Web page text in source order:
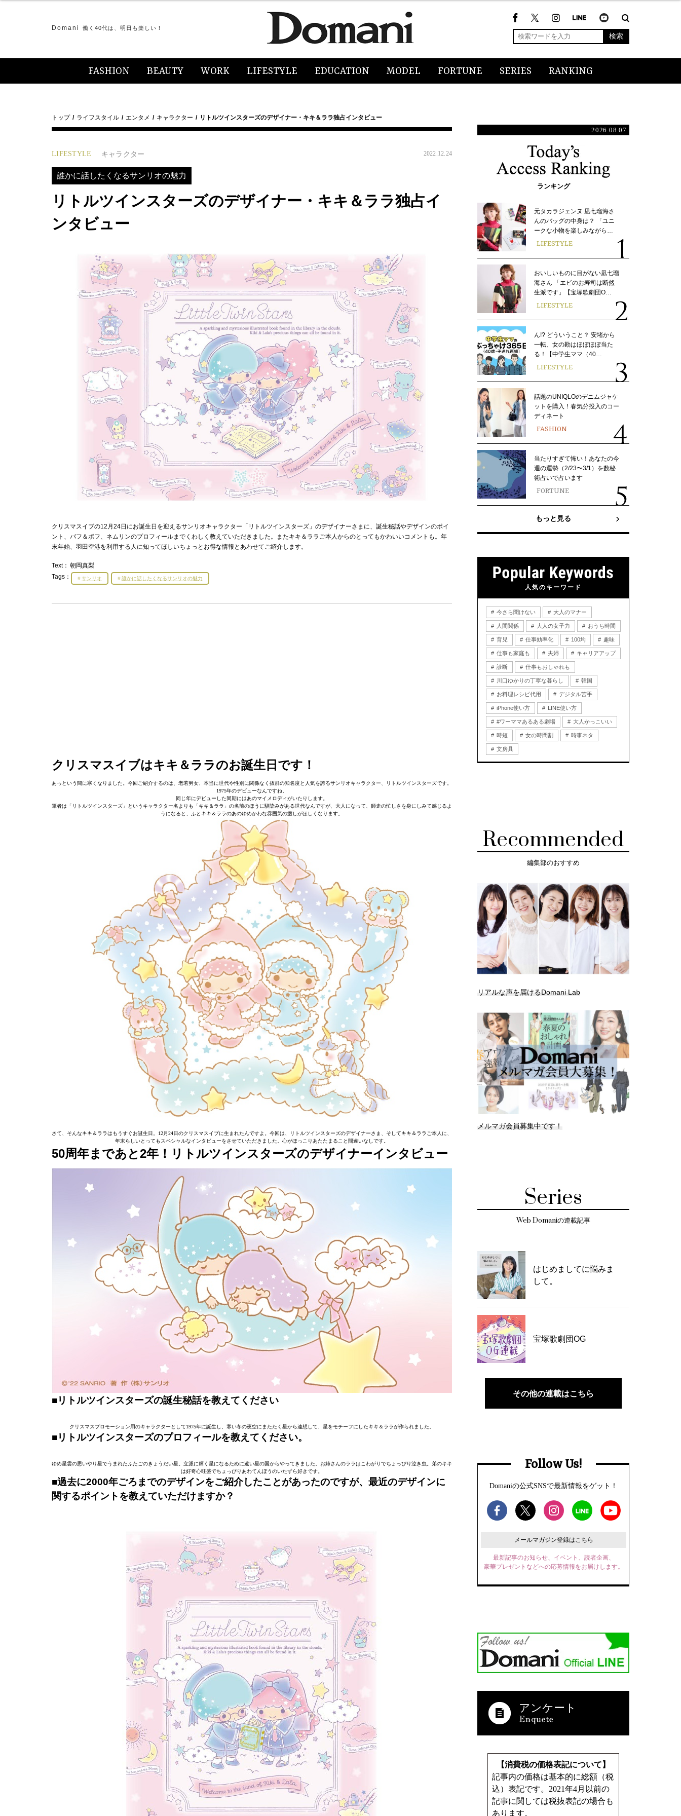
Domani 働く40代は、明日も楽しい！
検索
FASHION BEAUTY WORK LIFESTYLE EDUCATION MODEL FORTUNE SERIES RANKING
トップ ライフスタイル エンタメ キャラクター リトルツインスターズのデザイナー・キキ＆ララ独占インタビュー
LIFESTYLE キャラクター 2022.12.24
誰かに話したくなるサンリオの魅力
リトルツインスターズのデザイナー・キキ＆ララ独占イ
ンタビュー
クリスマスイブの12月24日にお誕生日を迎えるサンリオキャラクター「リトルツインスターズ」のデザイナーさまに、誕生秘話やデザインのポイ
ント、パフ＆ポフ、ネムリンのプロフィールまでくわしく教えていただきました。またキキ＆ララご本人からのとってもかわいいコメントも。年
末年始、羽田空港を利用する人に知ってほしいちょっとお得な情報とあわせてご紹介します。
Text： 朝岡真梨
Tags：
サンリオ 誰かに話したくなるサンリオの魅力
クリスマスイブはキキ＆ララのお誕生日です！
あっという間に寒くなりました。今回ご紹介するのは、老若男女、本当に世代や性別に関係なく抜群の知名度と人気を誇るサンリオキャラクター、リトルツインスターズです。
1975年のデビューなんですね。
同じ年にデビューした同期にはあのマイメロディがいたりします。
筆者は「リトルツインスターズ」というキャラクター名よりも「キキ＆ララ」の名前のほうに馴染みがある世代なんですが、大人になって、師走の忙しさを身にしみて感じるよ
うになると、ふとキキ＆ララのあのゆめかわな雰囲気の癒しがほしくなります。
さて、そんなキキ＆ララはもうすぐお誕生日。12月24日のクリスマスイブに生まれたんですよ。今回は、リトルツインスターズのデザイナーさま、そしてキキ＆ララご本人に、
年末らしいとってもスペシャルなインタビューをさせていただきました。心がほっこりあたたまること間違いなしです。
50周年まであと2年！リトルツインスターズのデザイナーインタビュー
■リトルツインスターズの誕生秘話を教えてください
クリスマスプロモーション用のキャラクターとして1975年に誕生し、寒い冬の夜空にまたたく星から連想して、星をモチーフにしたキキ＆ララが作られました。
■リトルツインスターズのプロフィールを教えてください。
ゆめ星雲の思いやり星でうまれたふたごのきょうだい星。立派に輝く星になるために遠い星の国からやってきました。お姉さんのララはこわがりでちょっぴり泣き虫。弟のキキ
は好奇心旺盛でちょっぴりあわてんぼうのいたずら好きです。
■過去に2000年ごろまでのデザインをご紹介したことがあったのですが、最近のデザインに
関するポイントを教えていただけますか？
2026.08.07
ランキング
元タカラジェンヌ 凪七瑠海さ
んのバッグの中身は？ 「ユニ
ークな小物を楽しみながら…
LIFESTYLE
おいしいものに目がない凪七瑠
海さん 「エビのお寿司は断然
生派です」【宝塚歌劇団O…
LIFESTYLE
ん!? どういうこと？ 安堵から
一転、女の勘はほぼほぼ当た
る！【中学生ママ（40…
LIFESTYLE
話題のUNIQLOのデニムジャケ
ットを購入！春気分投入のコー
ディネート
FASHION
当たりすぎて怖い！あなたの今
週の運勢（2/23〜3/1）を数秘
術占いで占います
FORTUNE
もっと見る
人気のキーワード
今さら聞けない 大人のマナー
人間関係 大人の女子力 おうち時間
育児 仕事効率化 100均 趣味
仕事も家庭も 夫婦 キャリアアップ
診断 仕事もおしゃれも
川口ゆかりの丁寧な暮らし 韓国
お料理レシピ代用 デジタル苦手
iPhone使い方 LINE使い方
#ワーママあるある劇場 大人かっこいい
時短 女の時間割 時事ネタ
文房具
Recommended
編集部のおすすめ
リアルな声を届けるDomani Lab
メルマガ会員募集中です！
Series
Web Domaniの連載記事
はじめましてに悩みま
して。
宝塚歌劇団OG
その他の連載はこちら
Follow Us!
Domaniの公式SNSで最新情報をゲット！
メールマガジン登録はこちら
最新記事のお知らせ、イベント、読者企画、
豪華プレゼントなどへの応募情報をお届けします。
アンケート
【消費税の価格表記について】
記事内の価格は基本的に総額（税
込）表記です。2021年4月以前の
記事に関しては税抜表記の場合も
あります。